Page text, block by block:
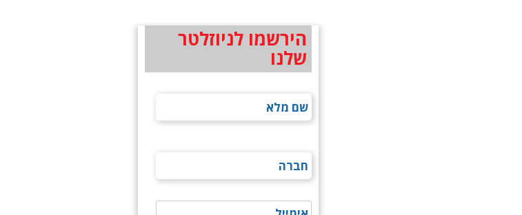
הירשמו לניוזלטר
שלנו